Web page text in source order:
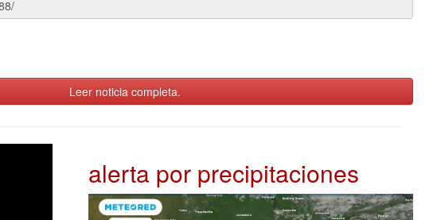
Leer noticia completa.
alerta por precipitaciones